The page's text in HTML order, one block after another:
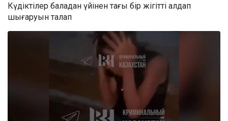
Күдіктілер баладан үйінен тағы бір жігітті алдап
шығаруын талап